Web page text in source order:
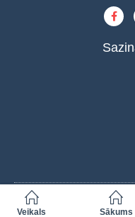
© Copyright 2023 | INOVAT |
Veikals Sākums